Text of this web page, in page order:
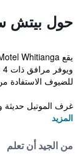
حول بيتش
للضيوف الاستفادة
غرف الموتيل
المزيد
من الجيد أن تعلم